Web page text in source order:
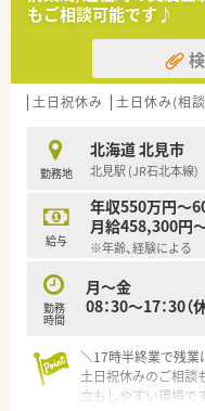
■市内に4店舗を運営
け薬剤師として活躍
■将来的に管理薬剤
のチャンスも！地元
ます。
るかかりつけ薬局を
【このような方にオス
■残業が少なく、ご
切にしたい方
■手厚い住宅補助や
しい環境でチャレン
ポートを受けながら
合わせください！
もご相談可能です♪
土日祝休み 土日休み(相
勤務地
北海道 北見市
北見駅 (JR石北本線)
給与
年収550万円～
月給458,300円
※年齢、経験による
勤務
時間
月～金
08：30～17：30（
＼17時半終業で残業
土日祝休みのご相談
立もしやすい環境で